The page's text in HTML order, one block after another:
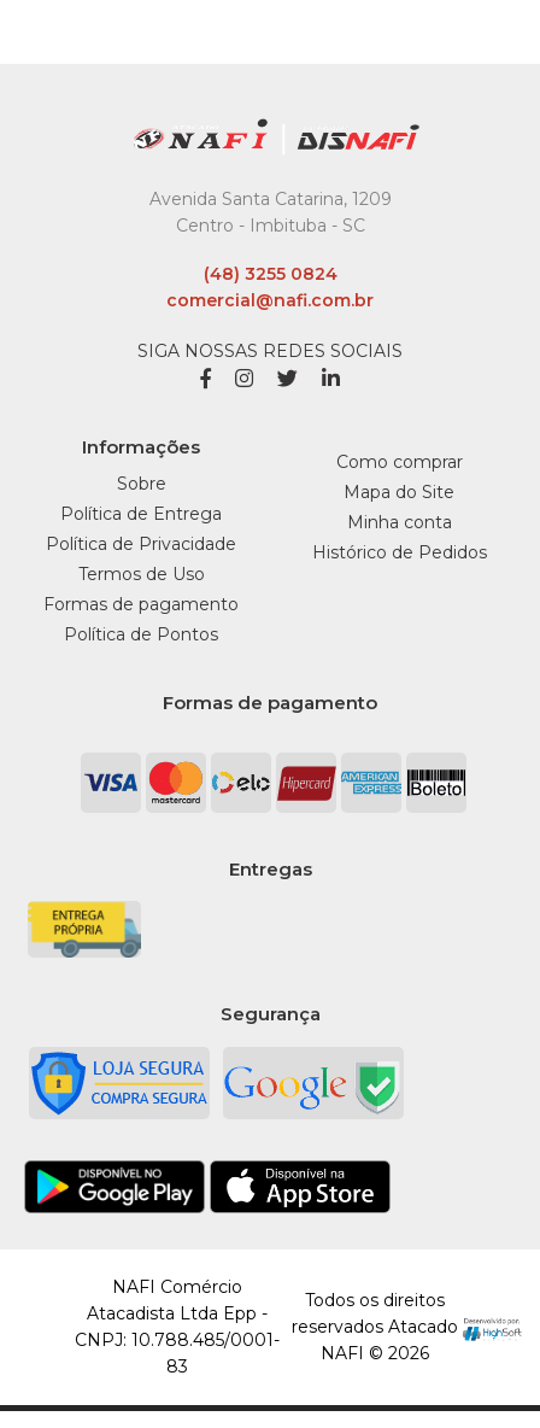
NAFI
20X29X11Cm Nafi -
Pacote C/10 Un
R$13,43
COMPARAR
Sacola De Papel Kraft Xg
34X48X12Cm Nafi -
Pacote C/10 Un
COMPARAR
Avenida Santa Catarina, 1209
Centro - Imbituba - SC
(48) 3255 0824
comercial@nafi.com.br
SIGA NOSSAS REDES SOCIAIS
Informações
Sobre
Política de Entrega
Política de Privacidade
Termos de Uso
Formas de pagamento
Política de Pontos
Como comprar
Mapa do Site
Minha conta
Histórico de Pedidos
Formas de pagamento
Entregas
Segurança
NAFI Comércio
Atacadista Ltda Epp -
CNPJ: 10.788.485/0001-
83
Todos os direitos
reservados Atacado
NAFI © 2026